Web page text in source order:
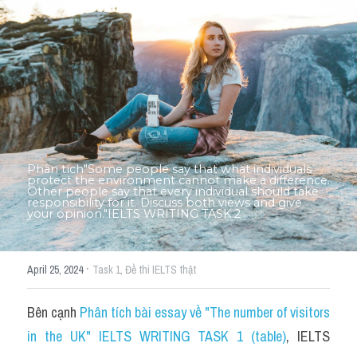
Thư Tín
Mixed
SGK
Vocabularies
Đề writing theo topic
Pie
Line graph
Bar chart
Đề thi thật IELTS GENERAL
Thành tích học viên
Phân tích"Some people say that what individuals
protect the environment cannot make a difference.
Other people say that every individual should take
responsibility for it. Discuss both views and give
your opinion."IELTS WRITING TASK 2
April 25, 2024· Task 1, Đề thi IELTS thật
Bên cạnh Phân tích bài essay về "The number of visitors
in the UK" IELTS WRITING TASK 1 (table), IELTS